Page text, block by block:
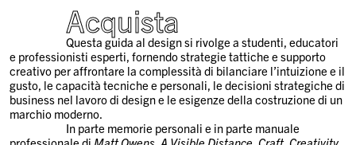
Acquista
Questa guida al design si rivolge a studenti, educatori
e professionisti esperti, fornendo strategie tattiche e supporto
creativo per affrontare la complessità di bilanciare l’intuizione e il
gusto, le capacità tecniche e personali, le decisioni strategiche di
business nel lavoro di design e le esigenze della costruzione di un
marchio moderno.
In parte memorie personali e in parte manuale